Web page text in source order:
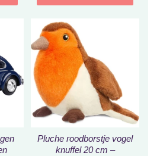
Pluche roodborstje vogel
knuffel 20 cm –